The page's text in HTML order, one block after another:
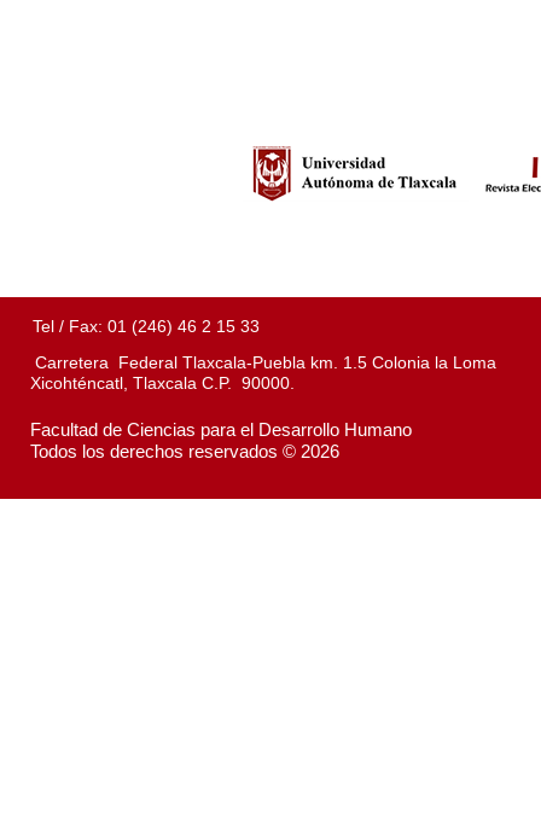
Tel / Fax: 01 (246) 46 2 15 33
Carretera Federal Tlaxcala-Puebla km. 1.5 Colonia la Loma
Xicohténcatl, Tlaxcala C.P. 90000.
Facultad de Ciencias para el Desarrollo Humano
Todos los derechos reservados © 2026